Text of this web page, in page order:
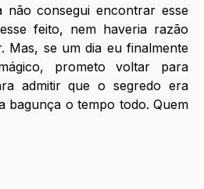
não consegui encontrar esse
feito, nem haveria razão
Mas, se um dia eu finalmente
prometo voltar para
admitir que o segredo era
bagunça o tempo todo. Quem